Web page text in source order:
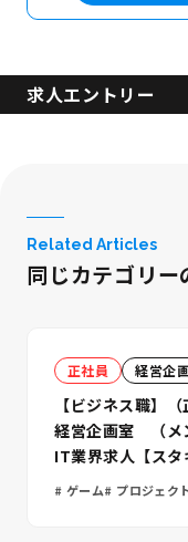
求人エントリー
Related Articles
同じカテゴリー
正社員 経営企
【ビジネス職】
経営企画室 （メ
IT業界求人【スタ
ゲーム プロジェク